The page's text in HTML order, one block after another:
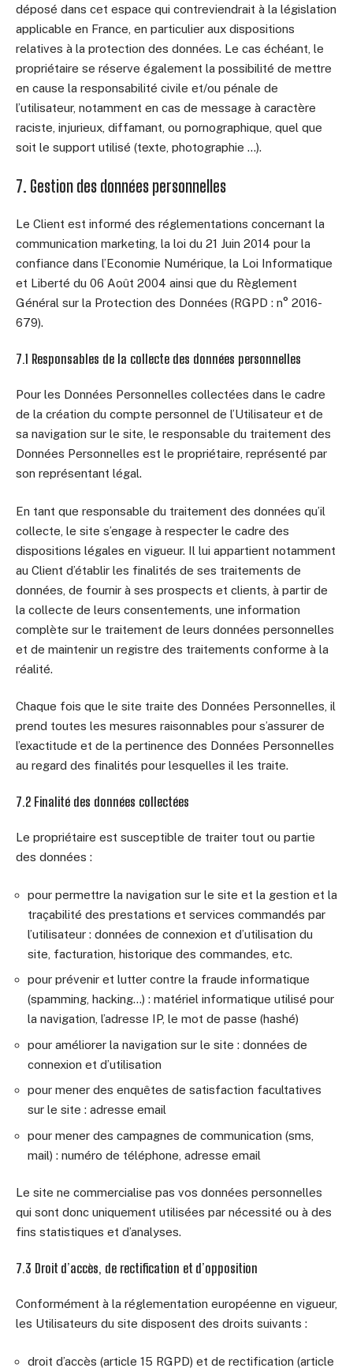
déposé dans cet espace qui contreviendrait à la législation
applicable en France, en particulier aux dispositions
relatives à la protection des données. Le cas échéant, le
propriétaire se réserve également la possibilité de mettre
en cause la responsabilité civile et/ou pénale de
l’utilisateur, notamment en cas de message à caractère
raciste, injurieux, diffamant, ou pornographique, quel que
soit le support utilisé (texte, photographie …).
7. Gestion des données personnelles
Le Client est informé des réglementations concernant la
communication marketing, la loi du 21 Juin 2014 pour la
confiance dans l’Economie Numérique, la Loi Informatique
et Liberté du 06 Août 2004 ainsi que du Règlement
Général sur la Protection des Données (RGPD : n° 2016-
679).
7.1 Responsables de la collecte des données personnelles
Pour les Données Personnelles collectées dans le cadre
de la création du compte personnel de l’Utilisateur et de
sa navigation sur le site, le responsable du traitement des
Données Personnelles est le propriétaire, représenté par
son représentant légal.
En tant que responsable du traitement des données qu’il
collecte, le site s’engage à respecter le cadre des
dispositions légales en vigueur. Il lui appartient notamment
au Client d’établir les finalités de ses traitements de
données, de fournir à ses prospects et clients, à partir de
la collecte de leurs consentements, une information
complète sur le traitement de leurs données personnelles
et de maintenir un registre des traitements conforme à la
réalité.
Chaque fois que le site traite des Données Personnelles, il
prend toutes les mesures raisonnables pour s’assurer de
l’exactitude et de la pertinence des Données Personnelles
au regard des finalités pour lesquelles il les traite.
7.2 Finalité des données collectées
Le propriétaire est susceptible de traiter tout ou partie
des données :
pour permettre la navigation sur le site et la gestion et la
traçabilité des prestations et services commandés par
l’utilisateur : données de connexion et d’utilisation du
site, facturation, historique des commandes, etc.
pour prévenir et lutter contre la fraude informatique
(spamming, hacking…) : matériel informatique utilisé pour
la navigation, l’adresse IP, le mot de passe (hashé)
pour améliorer la navigation sur le site : données de
connexion et d’utilisation
pour mener des enquêtes de satisfaction facultatives
sur le site : adresse email
pour mener des campagnes de communication (sms,
mail) : numéro de téléphone, adresse email
Le site ne commercialise pas vos données personnelles
qui sont donc uniquement utilisées par nécessité ou à des
fins statistiques et d’analyses.
7.3 Droit d’accès, de rectification et d’opposition
Conformément à la réglementation européenne en vigueur,
les Utilisateurs du site disposent des droits suivants :
droit d’accès (article 15 RGPD) et de rectification (article